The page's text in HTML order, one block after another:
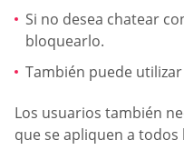
Si no desea chatear
bloquearlo.
También puede
Los usuarios también
que se apliquen a